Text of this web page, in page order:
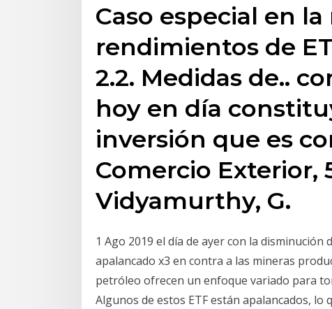
Caso especial en
rendimientos de
2.2. Medidas de..
hoy en día
inversión que es
Comercio Exterior,
Vidyamurthy, G.
1 Ago 2019 el día de ayer con la disminución
apalancado x3 en contra a las mineras
petróleo ofrecen un enfoque variado para
Algunos de estos ETF están apalancados,